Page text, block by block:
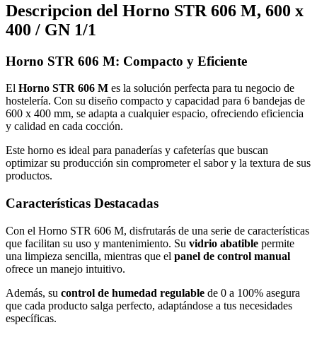
Descripcion del Horno STR 606 M, 600 x
400 / GN 1/1
Horno STR 606 M: Compacto y Eficiente
El Horno STR 606 M es la solución perfecta para tu negocio de
hostelería. Con su diseño compacto y capacidad para 6 bandejas de
600 x 400 mm, se adapta a cualquier espacio, ofreciendo eficiencia
y calidad en cada cocción.
Este horno es ideal para panaderías y cafeterías que buscan
optimizar su producción sin comprometer el sabor y la textura de sus
productos.
Características Destacadas
Con el Horno STR 606 M, disfrutarás de una serie de características
que facilitan su uso y mantenimiento. Su vidrio abatible permite
una limpieza sencilla, mientras que el panel de control manual
ofrece un manejo intuitivo.
Además, su control de humedad regulable de 0 a 100% asegura
que cada producto salga perfecto, adaptándose a tus necesidades
específicas.